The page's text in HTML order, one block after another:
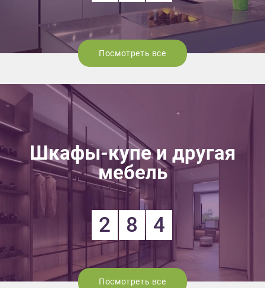
Посмотреть все
Шкафы-купе и другая
мебель
2 8 4
Посмотреть все